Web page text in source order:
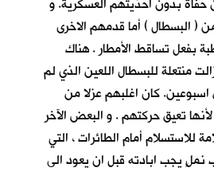
( البسطال ) أما قدمهم الاخرى
بفعل تساقط الأمطار . هناك
منتعلة للبسطال اللعين الذي لم
كان اغلبهم عزلا من
تعيق حركتهم . و البعض الآخر
للاستسلام أمام الطائرات ، التي
يجب ابادته قبل ان يعود الى